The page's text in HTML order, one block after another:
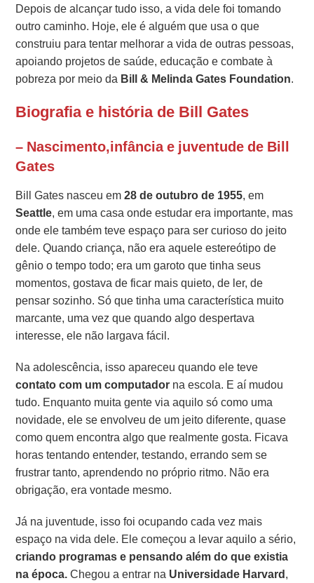
Depois de alcançar tudo isso, a vida dele foi tomando
outro caminho. Hoje, ele é alguém que usa o que
construiu para tentar melhorar a vida de outras pessoas,
apoiando projetos de saúde, educação e combate à
pobreza por meio da Bill & Melinda Gates Foundation.
Biografia e história de Bill Gates
– Nascimento,infância e juventude de Bill
Gates
Bill Gates nasceu em28 de outubro de 1955, em
Seattle, em uma casa onde estudar era importante, mas
onde ele também teve espaço para ser curioso do jeito
dele. Quando criança, não era aquele estereótipo de
gênio o tempo todo; era um garoto que tinha seus
momentos, gostava de ficar mais quieto, de ler, de
pensar sozinho. Só que tinha uma característica muito
marcante, uma vez que quando algo despertava
interesse, ele não largava fácil.
Na adolescência, isso apareceu quando ele teve
contato com um computador na escola. E aí mudou
tudo. Enquanto muita gente via aquilo só como uma
novidade, ele se envolveu de um jeito diferente, quase
como quem encontra algo que realmente gosta. Ficava
horas tentando entender, testando, errando sem se
frustrar tanto, aprendendo no próprio ritmo. Não era
obrigação, era vontade mesmo.
Já na juventude, isso foi ocupando cada vez mais
espaço na vida dele. Ele começou a levar aquilo a sério,
criando programas e pensando além do que existia
na época.Chegou a entrar na Universidade Harvard,